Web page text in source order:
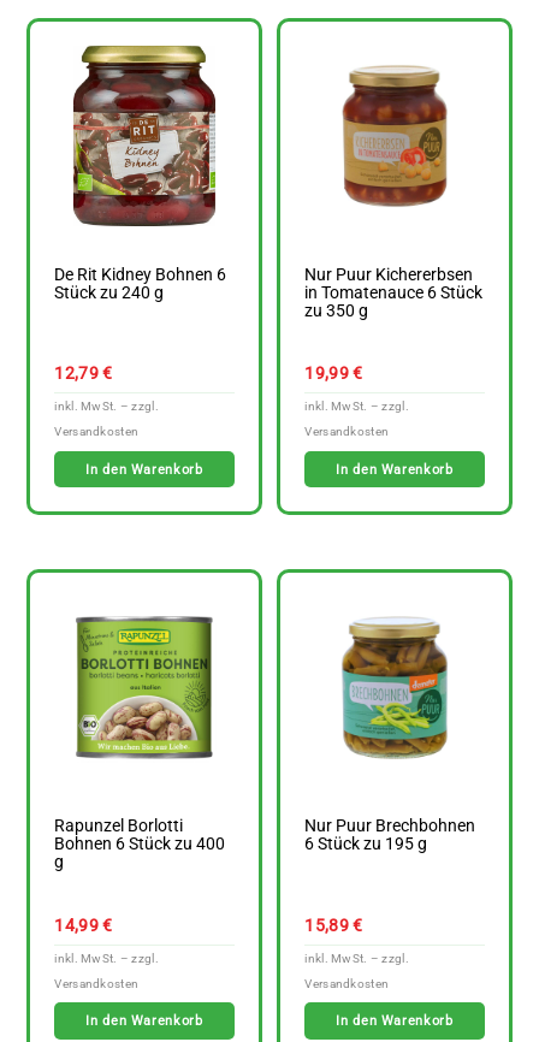
De Rit Kidney Bohnen 6
Stück zu 240 g
12,79€
In den Warenkorb
Nur Puur Kichererbsen
in Tomatenauce 6 Stück
zu 350 g
19,99€
In den Warenkorb
Rapunzel Borlotti
Bohnen 6 Stück zu 400
g
14,99€
In den Warenkorb
Nur Puur Brechbohnen
6 Stück zu 195 g
15,89€
In den Warenkorb